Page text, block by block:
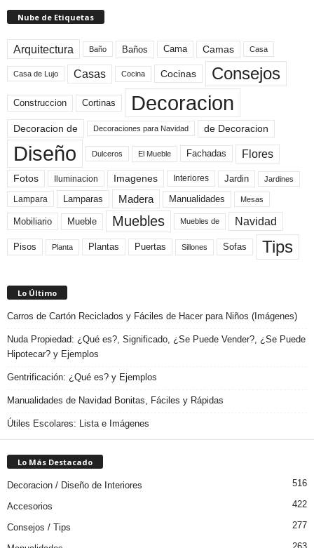
Nube de Etiquetas
Arquitectura Baño Baños Cama Camas Casa
Casa de Lujo Casas Cocina Cocinas Consejos
Construccion Cortinas Decoracion
Decoracion de Decoraciones para Navidad de Decoracion
Diseño Dulceros El Mueble Fachadas Flores
Fotos Iluminacion Imagenes Interiores Jardin Jardines
Lampara Lamparas Madera Manualidades Mesas
Mobiliario Mueble Muebles Muebles de Navidad
Pisos Planta Plantas Puertas Sillones Sofas Tips
Lo Último
Carros de Cartón Reciclados y Fáciles de Hacer para Niños (Imágenes)
Nuda Propiedad: ¿Qué es?, Significado, ¿Se Puede Vender?, ¿Se Puede
Hipotecar? y Ejemplos
Gentrificación: ¿Qué es? y Ejemplos
Manualidades de Navidad Bonitas, Fáciles y Rápidas
Útiles Escolares: Lista e Imágenes
Lo Más Destacado
Decoracion / Diseño de Interiores 516
Accesorios 422
Consejos / Tips 277